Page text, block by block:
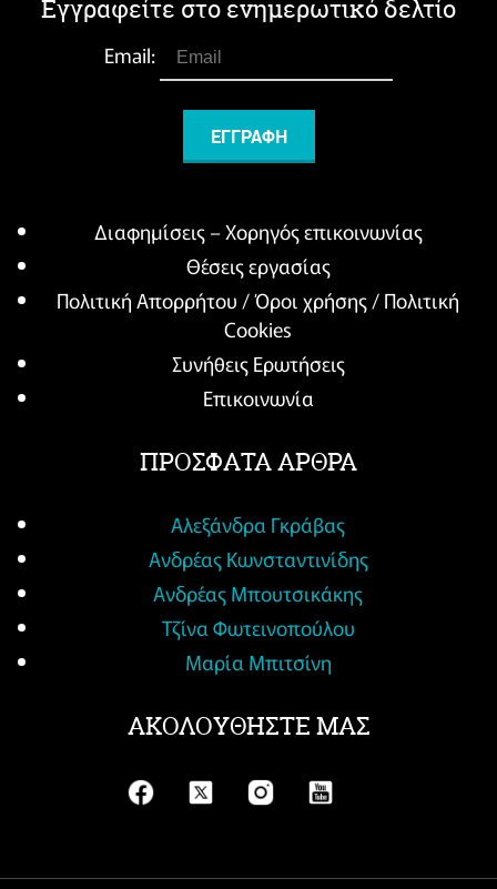
Εγγραφείτε στο ενημερωτικό δελτίο
Email:
Διαφημίσεις – Χορηγός επικοινωνίας
Θέσεις εργασίας
Πολιτική Απορρήτου / Όροι χρήσης / Πολιτική
Cookies
Συνήθεις Ερωτήσεις
Επικοινωνία
ΠΡΟΣΦΑΤΑ ΑΡΘΡΑ
Αλεξάνδρα Γκράβας
Ανδρέας Κωνσταντινίδης
Ανδρέας Μπουτσικάκης
Τζίνα Φωτεινοπούλου
Μαρία Μπιτσίνη
ΑΚΟΛΟΥΘΗΣΤΕ ΜΑΣ